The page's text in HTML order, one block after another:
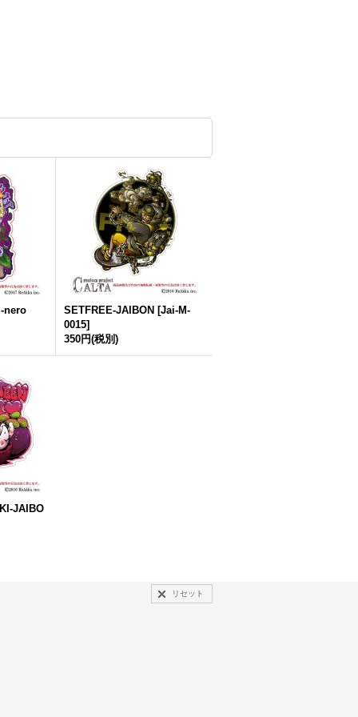
nero SETFREE-JAIBON [Jai-M-
0015]
350円(税別)
JAIBO
リセット